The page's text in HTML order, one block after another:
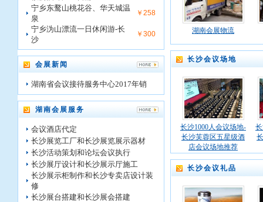
宁乡东鹜山桃花谷、华天城温
泉
￥258
宁乡沩山漂流一日休闲游-长
沙
￥300
会展新闻
湖南省会议接待服务中心2017年销
湖南会展服务
会议酒店代定
长沙展览工厂和长沙展览展示器材
长沙活动策划和论坛会议执行
长沙展厅设计和长沙展示厅施工
长沙展示柜制作和长沙专卖店设计装
修
长沙展台搭建和长沙展会搭建
湖南会展物流
长沙会议场地
长沙1000人会议场地-
长沙芙蓉区五星级酒
店会议场地推荐
长沙会议礼品